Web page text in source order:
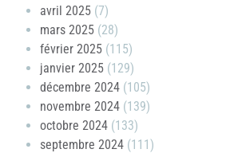
avril 2025 (7)
mars 2025 (28)
février 2025 (115)
janvier 2025 (129)
décembre 2024 (105)
novembre 2024 (139)
octobre 2024 (133)
septembre 2024 (111)